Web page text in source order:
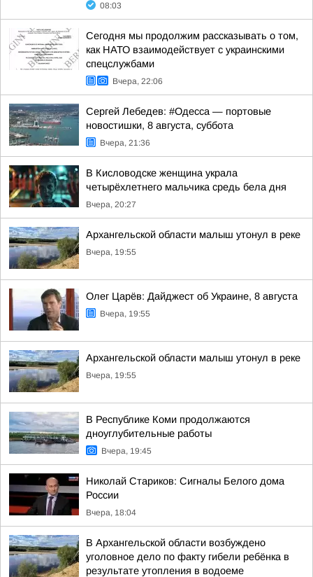
08:03
Сегодня мы продолжим рассказывать о том,
как НАТО взаимодействует с украинскими
спецслужбами
Вчера, 22:06
Сергей Лебедев: #Одесса — портовые
новостишки, 8 августа, суббота
Вчера, 21:36
В Кисловодске женщина украла
четырёхлетнего мальчика средь бела дня
Вчера, 20:27
Архангельской области малыш утонул в реке
Вчера, 19:55
Олег Царёв: Дайджест об Украине, 8 августа
Вчера, 19:55
Архангельской области малыш утонул в реке
Вчера, 19:55
В Республике Коми продолжаются
дноуглубительные работы
Вчера, 19:45
Николай Стариков: Сигналы Белого дома
России
Вчера, 18:04
В Архангельской области возбуждено
уголовное дело по факту гибели ребёнка в
результате утопления в водоеме